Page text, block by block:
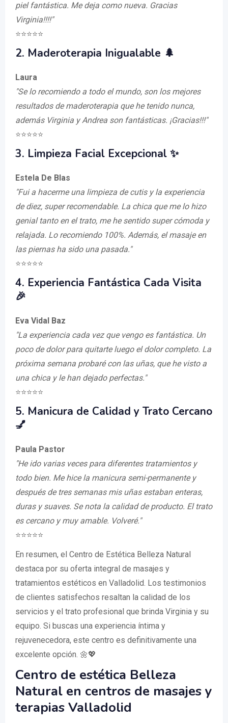
piel fantástica. Me deja como nueva. Gracias
Virginia!!!!"
⭐️⭐️⭐️⭐️⭐️
2. Maderoterapia Inigualable 🌲
Laura
"Se lo recomiendo a todo el mundo, son los mejores
resultados de maderoterapia que he tenido nunca,
además Virginia y Andrea son fantásticas. ¡Gracias!!!"
⭐️⭐️⭐️⭐️⭐️
3. Limpieza Facial Excepcional ✨
Estela De Blas
"Fui a hacerme una limpieza de cutis y la experiencia
de diez, super recomendable. La chica que me lo hizo
genial tanto en el trato, me he sentido super cómoda y
relajada. Lo recomiendo 100%. Además, el masaje en
las piernas ha sido una pasada."
⭐️⭐️⭐️⭐️⭐️
4. Experiencia Fantástica Cada Visita
🎉
Eva Vidal Baz
"La experiencia cada vez que vengo es fantástica. Un
poco de dolor para quitarte luego el dolor completo. La
próxima semana probaré con las uñas, que he visto a
una chica y le han dejado perfectas."
⭐️⭐️⭐️⭐️⭐️
5. Manicura de Calidad y Trato Cercano
💅
Paula Pastor
"He ido varias veces para diferentes tratamientos y
todo bien. Me hice la manicura semi-permanente y
después de tres semanas mis uñas estaban enteras,
duras y suaves. Se nota la calidad de producto. El trato
es cercano y muy amable. Volveré."
⭐️⭐️⭐️⭐️⭐️
En resumen, el Centro de Estética Belleza Natural
destaca por su oferta integral de masajes y
tratamientos estéticos en Valladolid. Los testimonios
de clientes satisfechos resaltan la calidad de los
servicios y el trato profesional que brinda Virginia y su
equipo. Si buscas una experiencia íntima y
rejuvenecedora, este centro es definitivamente una
excelente opción. 🌼💖
Centro de estética Belleza
Natural en centros de masajes y
terapias Valladolid